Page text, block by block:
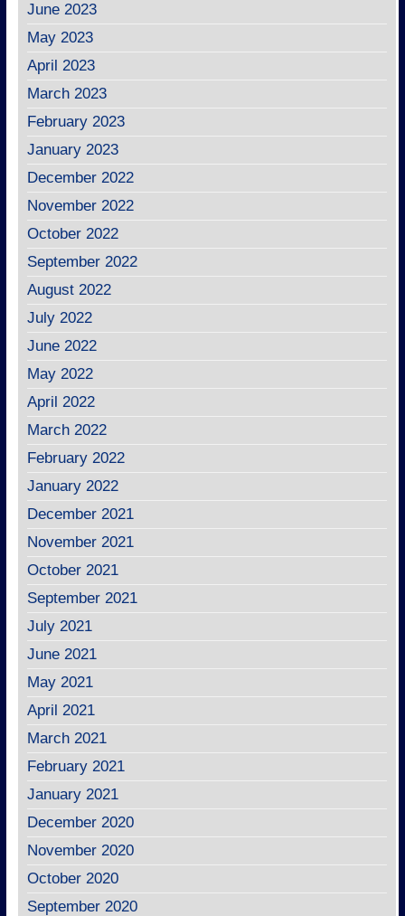
June 2023
May 2023
April 2023
March 2023
February 2023
January 2023
December 2022
November 2022
October 2022
September 2022
August 2022
July 2022
June 2022
May 2022
April 2022
March 2022
February 2022
January 2022
December 2021
November 2021
October 2021
September 2021
July 2021
June 2021
May 2021
April 2021
March 2021
February 2021
January 2021
December 2020
November 2020
October 2020
September 2020